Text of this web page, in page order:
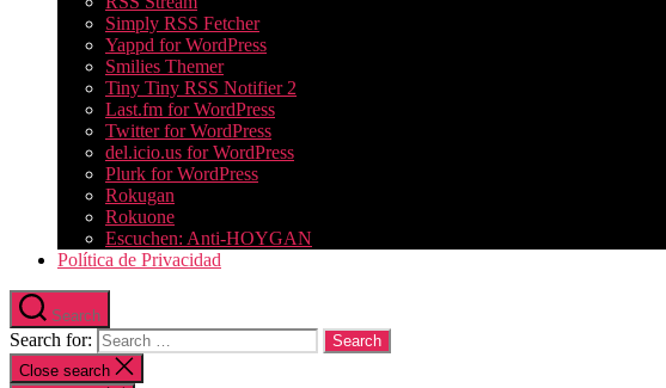
Simply RSS Fetcher
Yappd for WordPress
Smilies Themer
Tiny Tiny RSS Notifier 2
Last.fm for WordPress
Twitter for WordPress
del.icio.us for WordPress
Plurk for WordPress
Rokugan
Rokuone
Escuchen: Anti-HOYGAN
Política de Privacidad
Search
Search for:
Close search